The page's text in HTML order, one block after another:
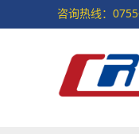
咨询热线：